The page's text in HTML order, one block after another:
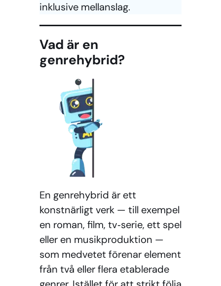
inklusive mellanslag.
Vad är en
genrehybrid?
En genrehybrid är ett
konstnärligt verk — till exempel
en roman, film, tv‑serie, ett spel
eller en musikproduktion —
som medvetet förenar element
från två eller flera etablerade